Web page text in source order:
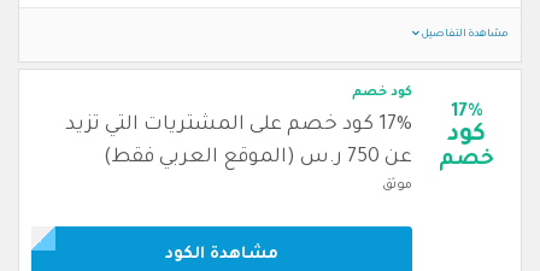
مشاهدة التفاصيل
17%
كود
خصم
كود خصم
17% كود خصم على المشتريات التي تزيد
عن 750 ر.س (الموقع العربي فقط)
موثق
مشاهدة الكود